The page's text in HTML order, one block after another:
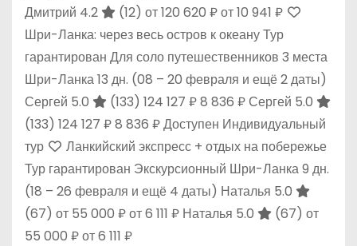
Дмитрий 4.2
(12) от 120 620 ₽от 10 941 ₽
Шри-Ланка: через весь остров к океану Тур
гарантирован Для соло путешественников 3 места
Шри-Ланка13 дн. (08 – 20 февраля и ещё 2 даты)
Сергей 5.0
(133) 124 127 ₽8 836 ₽Сергей 5.0
(133) 124 127 ₽8 836 ₽Доступен Индивидуальный
тур
Ланкийский экспресс + отдых на побережье
Тур гарантирован Экскурсионный Шри-Ланка9 дн.
(18 – 26 февраля и ещё 4 даты) Наталья 5.0
(67) от 55 000 ₽от 6 111 ₽ Наталья 5.0 (67) от
55 000 ₽от 6 111 ₽